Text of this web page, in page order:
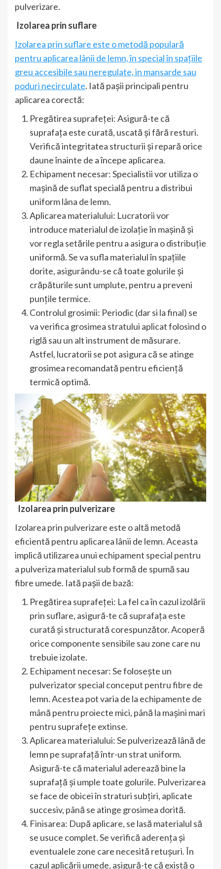
pulverizare.
Izolarea prin suflare
Izolarea prin suflare este o metodă populară
pentru aplicarea lânii de lemn, în special în spațiile
greu accesibile sau neregulate, in mansarde sau
poduri necirculate. Iată pașii principali pentru
aplicarea corectă:
Pregătirea suprafeței: Asigură-te că
suprafața este curată, uscată și fără resturi.
Verifică integritatea structurii și repară orice
daune înainte de a începe aplicarea.
Echipament necesar: Specialistii vor utiliza o
mașină de suflat specială pentru a distribui
uniform lâna de lemn.
Aplicarea materialului: Lucratorii vor
introduce materialul de izolație în mașină și
vor regla setările pentru a asigura o distribuție
uniformă. Se va sufla materialul în spațiile
dorite, asigurându-se că toate golurile și
crăpăturile sunt umplute, pentru a preveni
punțile termice.
Controlul grosimii: Periodic (dar si la final) se
va verifica grosimea stratului aplicat folosind o
riglă sau un alt instrument de măsurare.
Astfel, lucratorii se pot asigura că se atinge
grosimea recomandată pentru eficiență
termică optimă.
Izolarea prin pulverizare
Izolarea prin pulverizare este o altă metodă
eficientă pentru aplicarea lânii de lemn. Aceasta
implică utilizarea unui echipament special pentru
a pulveriza materialul sub formă de spumă sau
fibre umede. Iată pașii de bază:
Pregătirea suprafeței: La fel ca în cazul izolării
prin suflare, asigură-te că suprafața este
curată și structurată corespunzător. Acoperă
orice componente sensibile sau zone care nu
trebuie izolate.
Echipament necesar: Se folosește un
pulverizator special conceput pentru fibre de
lemn. Acestea pot varia de la echipamente de
mână pentru proiecte mici, până la mașini mari
pentru suprafețe extinse.
Aplicarea materialului: Se pulverizează lână de
lemn pe suprafață într-un strat uniform.
Asigură-te că materialul aderează bine la
suprafață și umple toate golurile. Pulverizarea
se face de obicei în straturi subțiri, aplicate
succesiv, până se atinge grosimea dorită.
Finisarea: După aplicare, se lasă materialul să
se usuce complet. Se verifică aderența și
eventualele zone care necesită retușuri. În
cazul aplicării umede, asigură-te că există o